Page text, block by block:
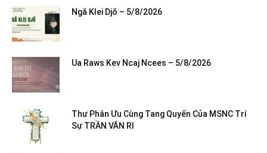
Ngă Klei Djŏ – 5/8/2026
Ua Raws Kev Ncaj Ncees – 5/8/2026
Thư Phân Ưu Cùng Tang Quyến Của MSNC Trí
Sự TRẦN VĂN RI